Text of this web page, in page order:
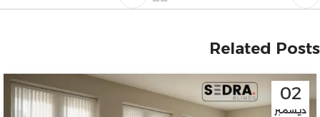
Related Posts
02
ديسمبر